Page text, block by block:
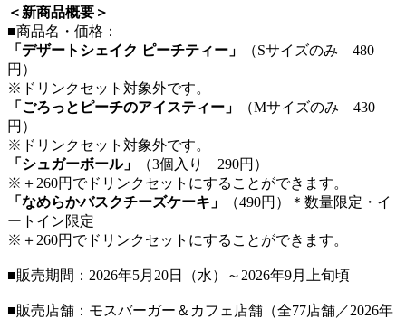
＜新商品概要＞
■商品名・価格：
「デザートシェイク ピーチティー」
（Sサイズのみ 480
円）
※ドリンクセット対象外です。
「ごろっとピーチのアイスティー」
（Mサイズのみ 430
円）
※ドリンクセット対象外です。
「シュガーボール」
（3個入り 290円）
※＋260円でドリンクセットにすることができます。
「なめらかバスクチーズケーキ」
（490円）＊数量限定・イ
ートイン限定
※＋260円でドリンクセットにすることができます。
■販売期間：2026年5月20日（水）～2026年9月上旬頃
■販売店舗：モスバーガー＆カフェ店舗（全77店舗／2026年